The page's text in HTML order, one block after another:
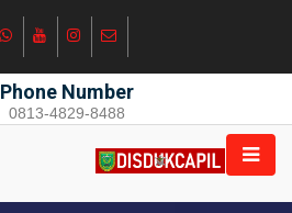
Phone Number
0813-4829-8488